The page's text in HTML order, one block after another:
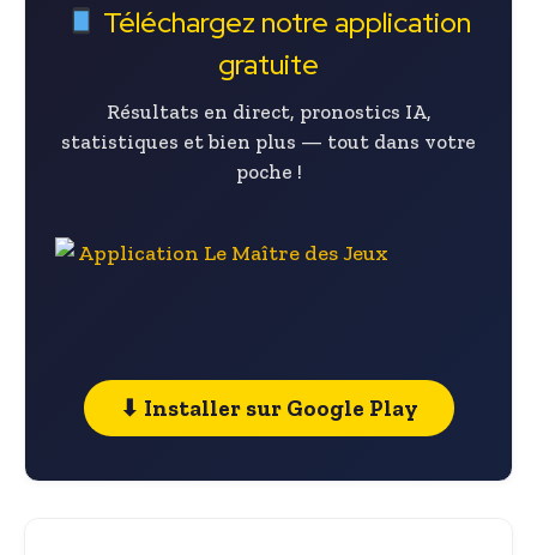
Téléchargez notre application
gratuite
Résultats en direct, pronostics IA,
statistiques et bien plus — tout dans votre
poche !
⬇ Installer sur Google Play